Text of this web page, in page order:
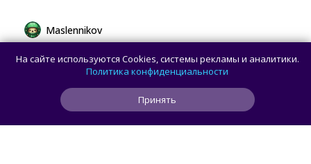
Maslennikov
Сборная России выиграла 7 золотых
медалей из 8 на Международной
олимпиаде по ИИ
На сайте используются Cookies, системы рекламы и аналитики.
Политика конфиденциальности
Принять